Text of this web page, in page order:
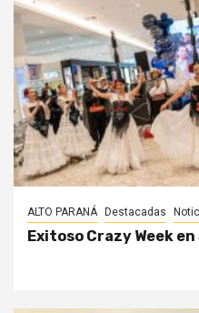
ALTO PARANÁ Destacadas
Exitoso Crazy Week